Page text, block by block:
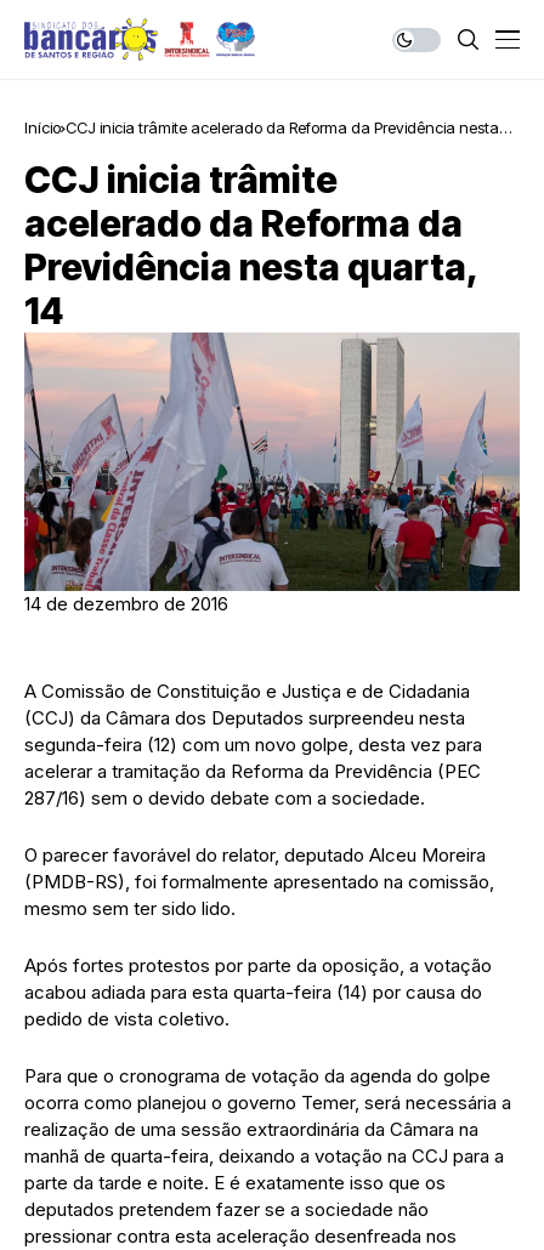
Início CCJ inicia trâmite acelerado da Reforma da Previdência nesta
CCJ inicia trâmite
acelerado da Reforma da
Previdência nesta quarta,
14
14 de dezembro de 2016
A Comissão de Constituição e Justiça e de Cidadania
(CCJ) da Câmara dos Deputados surpreendeu nesta
segunda-feira (12) com um novo golpe, desta vez para
acelerar a tramitação da Reforma da Previdência (PEC
287/16) sem o devido debate com a sociedade.
O parecer favorável do relator, deputado Alceu Moreira
(PMDB-RS), foi formalmente apresentado na comissão,
mesmo sem ter sido lido.
Após fortes protestos por parte da oposição, a votação
acabou adiada para esta quarta-feira (14) por causa do
pedido de vista coletivo.
Para que o cronograma de votação da agenda do golpe
ocorra como planejou o governo Temer, será necessária a
realização de uma sessão extraordinária da Câmara na
manhã de quarta-feira, deixando a votação na CCJ para a
parte da tarde e noite. E é exatamente isso que os
deputados pretendem fazer se a sociedade não
pressionar contra esta aceleração desenfreada nos